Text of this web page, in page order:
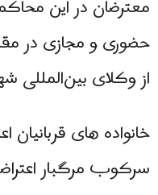
معترضان در این
حضوری و مجازی در
از وکلای
سرکوب مرگبار